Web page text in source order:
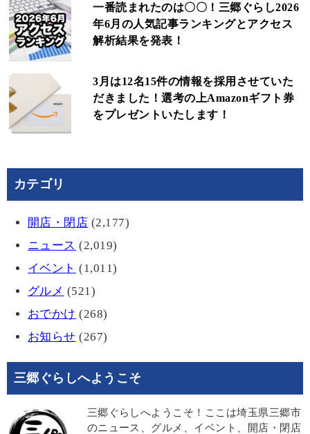
一番読まれたのは〇〇！三郷ぐらし2026
年6月の人気記事ランキングとアクセス
解析結果を発表！
3月は12名15件の情報を採用させていた
だきました！選考の上Amazonギフト券
をプレゼントいたします！
カテゴリ
開店・閉店 (2,177)
ニュース (2,019)
イベント (1,011)
グルメ (521)
おでかけ (268)
お知らせ (267)
三郷ぐらしへようこそ
三郷ぐらしへようこそ！ここは埼玉県三郷市
のニュース、グルメ、イベント、開店・閉店